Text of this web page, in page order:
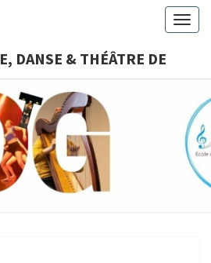
DANSE & THÉÂTRE DE
ECOLE
Ecole
Associative,
Cours De
Musique,